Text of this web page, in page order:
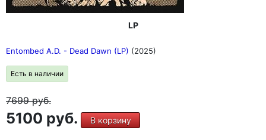
LP
Entombed A.D. - Dead Dawn (LP) (2025)
Есть в наличии
7699руб.
5100 руб. В корзину